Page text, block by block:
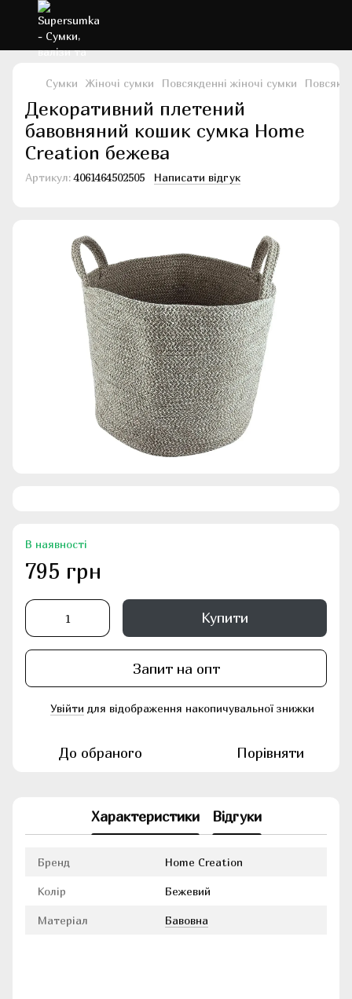
Сумки Жіночі сумки Повсякденні жіночі сумки
Декоративний плетений
бавовняний кошик сумка Home
Creation бежева
Артикул:4061464502505 Написати відгук
В наявності
795 грн
Купити
Запит на опт
Увійти для відображення накопичувальної знижки
До обраного Порівняти
Характеристики Відгуки
Бренд Home Creation
Колір Бежевий
Матеріал Бавовна